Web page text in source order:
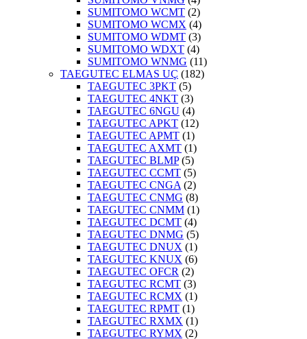
SUMITOMO WCMT (2)
SUMITOMO WCMX (4)
SUMITOMO WDMT (3)
SUMITOMO WDXT (4)
SUMITOMO WNMG (11)
TAEGUTEC ELMAS UÇ (182)
TAEGUTEC 3PKT (5)
TAEGUTEC 4NKT (3)
TAEGUTEC 6NGU (4)
TAEGUTEC APKT (12)
TAEGUTEC APMT (1)
TAEGUTEC AXMT (1)
TAEGUTEC BLMP(5)
TAEGUTEC CCMT (5)
TAEGUTEC CNGA (2)
TAEGUTEC CNMG (8)
TAEGUTEC CNMM (1)
TAEGUTEC DCMT (4)
TAEGUTEC DNMG (5)
TAEGUTEC DNUX (1)
TAEGUTEC KNUX (6)
TAEGUTEC OFCR (2)
TAEGUTEC RCMT (3)
TAEGUTEC RCMX (1)
TAEGUTEC RPMT (1)
TAEGUTEC RXMX (1)
TAEGUTEC RYMX (2)